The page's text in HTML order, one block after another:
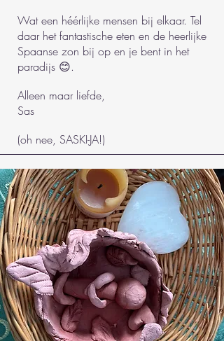
Wat een héérlijke mensen bij elkaar. Tel
daar het fantastische eten en de heerlijke
Spaanse zon bij op en je bent in het
paradijs 😊.
Alleen maar liefde,
Sas
(oh nee, SASKI-JA!)